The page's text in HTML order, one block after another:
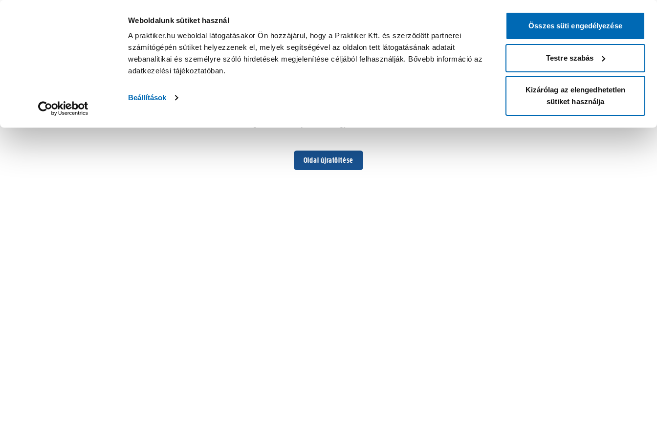
Weboldalunk sütiket használ
A praktiker.hu weboldal látogatásakor Ön hozzájárul, hogy a Praktiker Kft. és szerződött partnerei
számítógépén sütiket helyezzenek el, melyek segítségével az oldalon tett látogatásának adatait
webanalitikai és személyre szóló hirdetések megjelenítése céljából felhasználják. Bővebb információ az
adatkezelési tájékoztatóban.
Beállítások
Összes süti engedélyezése
Testre szabás
Kizárólag az elengedhetetlen
sütiket használja
Oldal újratöltése